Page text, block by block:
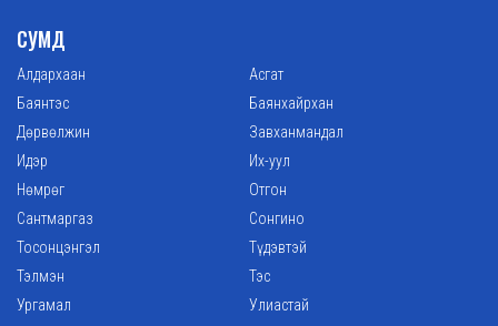
СУМД
Алдархаан
Асгат
Баянтэс
Баянхайрхан
Дөрвөлжин
Завханмандал
Идэр
Их-уул
Нөмрөг
Отгон
Сантмаргаз
Сонгино
Тосонцэнгэл
Түдэвтэй
Тэлмэн
Тэс
Ургамал
Улиастай